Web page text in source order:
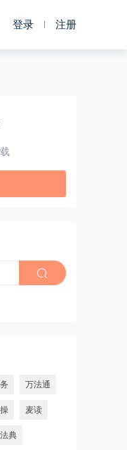
登录 注册
万法通
麦读
典